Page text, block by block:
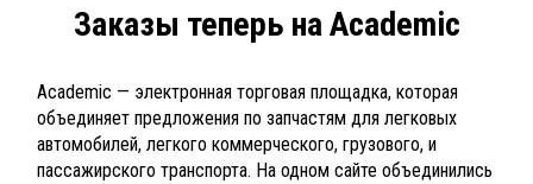
Заказы теперь на Academic
Academic — электронная торговая площадка, которая
объединяет предложения по запчастям для легковых
автомобилей, легкого коммерческого, грузового, и
пассажирского транспорта. На одном сайте объединились